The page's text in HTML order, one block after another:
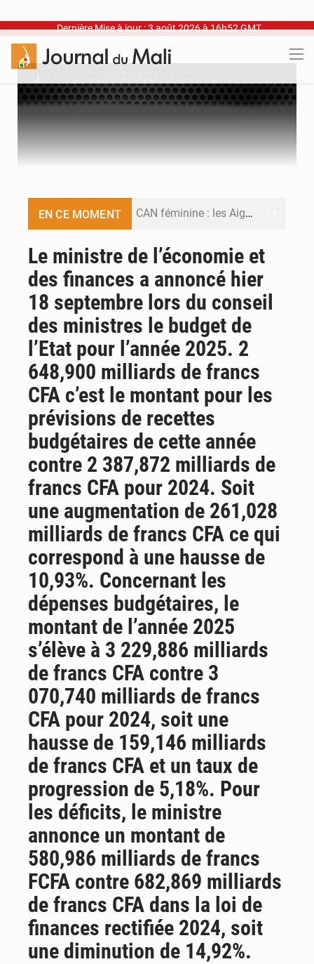
Dernière Mise à jour : 3 août 2026 à 16h52 GMT
›
EN CE MOMENT CAN féminine : les Aigles Dames se relancent
Hivernage : l’anticipation des crues à l’épreuve
Mobilité étudiante : une présence africaine en hausse dans les universités russes
Emploi des jeunes au Mali : des compétences encore difficiles à valoriser
Le ministre de l’économie et
des finances a annoncé hier
18 septembre lors du conseil
des ministres le budget de
l’Etat pour l’année 2025. 2
648,900 milliards de francs
CFA c’est le montant pour les
prévisions de recettes
budgétaires de cette année
contre 2 387,872 milliards de
francs CFA pour 2024. Soit
une augmentation de 261,028
milliards de francs CFA ce qui
correspond à une hausse de
10,93%. Concernant les
dépenses budgétaires, le
montant de l’année 2025
s’élève à 3 229,886 milliards
de francs CFA contre 3
070,740 milliards de francs
CFA pour 2024, soit une
hausse de 159,146 milliards
de francs CFA et un taux de
progression de 5,18%. Pour
les déficits, le ministre
annonce un montant de
580,986 milliards de francs
FCFA contre 682,869 milliards
de francs CFA dans la loi de
finances rectifiée 2024, soit
une diminution de 14,92%.